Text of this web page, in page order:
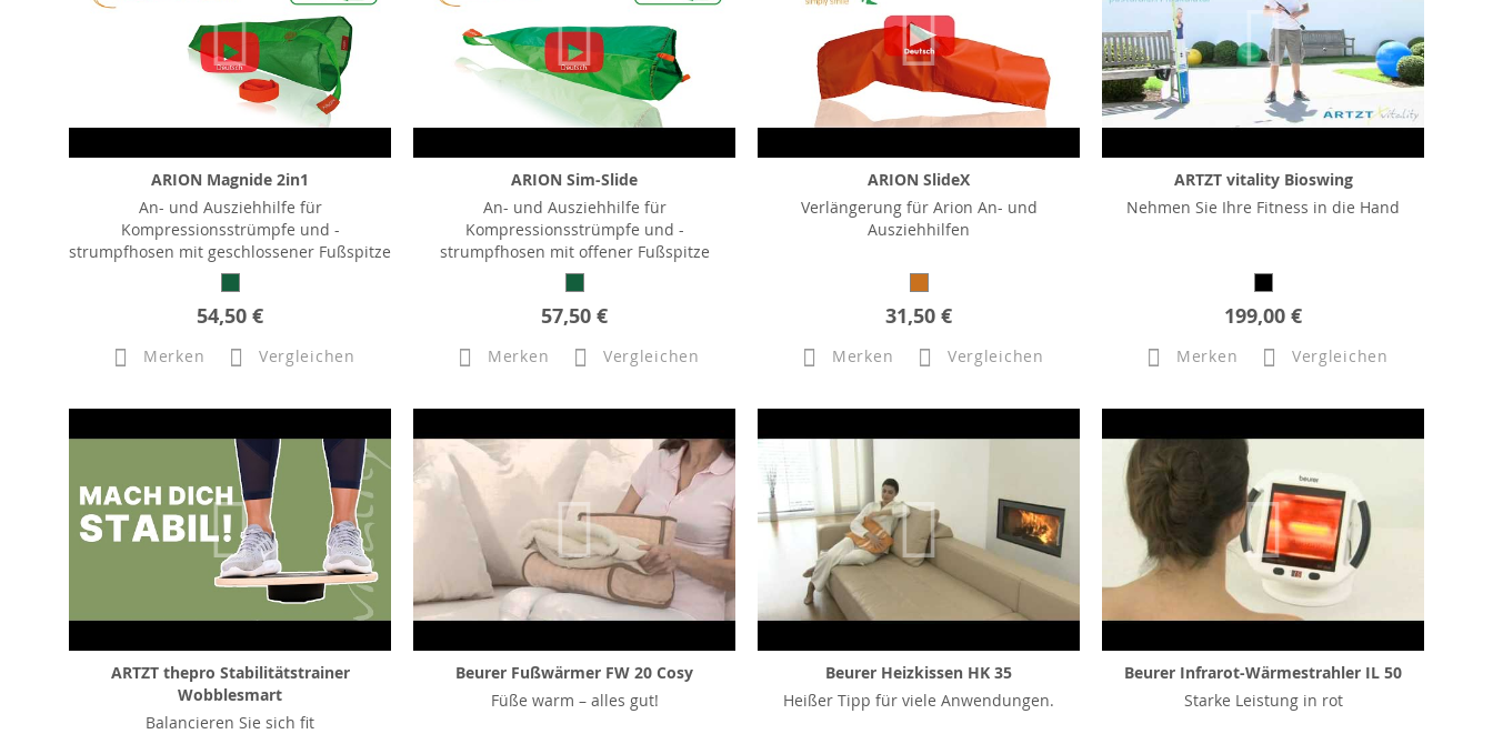
ARION Magnide 2in1
An- und Ausziehhilfe für
Kompressionsstrümpfe und -
strumpfhosen mit geschlossener Fußspitze
54,50 €
Merken Vergleichen
ARION Sim-Slide
An- und Ausziehhilfe für
Kompressionsstrümpfe und -
strumpfhosen mit offener Fußspitze
57,50 €
Merken Vergleichen
ARION SlideX
Verlängerung für Arion An- und
Ausziehhilfen
31,50 €
Merken Vergleichen
ARTZT vitality Bioswing
Nehmen Sie Ihre Fitness in die Hand
199,00 €
Merken Vergleichen
ARTZT thepro Stabilitätstrainer
Wobblesmart
Balancieren Sie sich fit
Beurer Fußwärmer FW 20 Cosy
Füße warm – alles gut!
Beurer Heizkissen HK 35
Heißer Tipp für viele Anwendungen.
Beurer Infrarot-Wärmestrahler IL 50
Starke Leistung in rot